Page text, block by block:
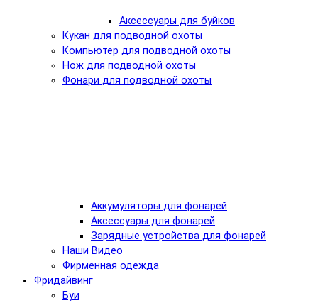
Аксессуары для буйков
Кукан для подводной охоты
Компьютер для подводной охоты
Нож для подводной охоты
Фонари для подводной охоты
Аккумуляторы для фонарей
Аксессуары для фонарей
Зарядные устройства для фонарей
Наши Видео
Фирменная одежда
Фридайвинг
Буи